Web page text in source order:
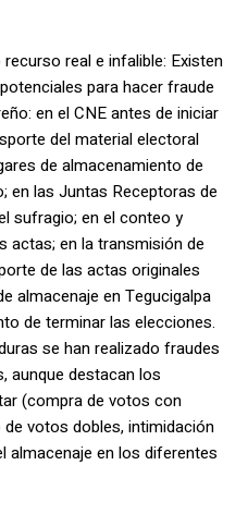
real e infalible: Existen
para hacer fraude
en el CNE antes de iniciar
del material electoral
de almacenamiento de
en las Juntas Receptoras de
sufragio; en el conteo y
actas; en la transmisión de
de las actas originales
almacenaje en Tegucigalpa
de terminar las elecciones.
se han realizado fraudes
aunque destacan los
(compra de votos con
votos dobles, intimidación
almacenaje en los diferentes